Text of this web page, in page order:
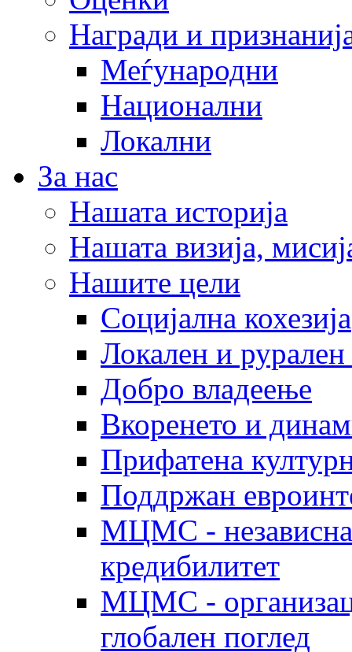
Награди и
Меѓународни
Национални
Локални
За нас
Нашата историја
Нашата визија,
Нашите цели
Социјална кохезија
Локален и рурален
Добро владеење
Вкоренето и
Прифатена
Поддржан
МЦМС - независна
кредибилитет
МЦМС -
глобален поглед